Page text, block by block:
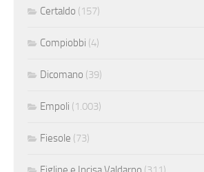
Certaldo (157)
Compiobbi (4)
Dicomano (39)
Empoli (1.003)
Fiesole (73)